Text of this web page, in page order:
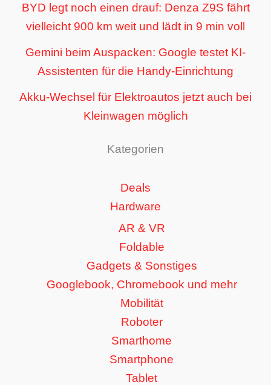
BYD legt noch einen drauf: Denza Z9S fährt
vielleicht 900 km weit und lädt in 9 min voll
Gemini beim Auspacken: Google testet KI-
Assistenten für die Handy-Einrichtung
Akku-Wechsel für Elektroautos jetzt auch bei
Kleinwagen möglich
Kategorien
Deals
Hardware
AR & VR
Foldable
Gadgets & Sonstiges
Googlebook, Chromebook und mehr
Mobilität
Roboter
Smarthome
Smartphone
Tablet